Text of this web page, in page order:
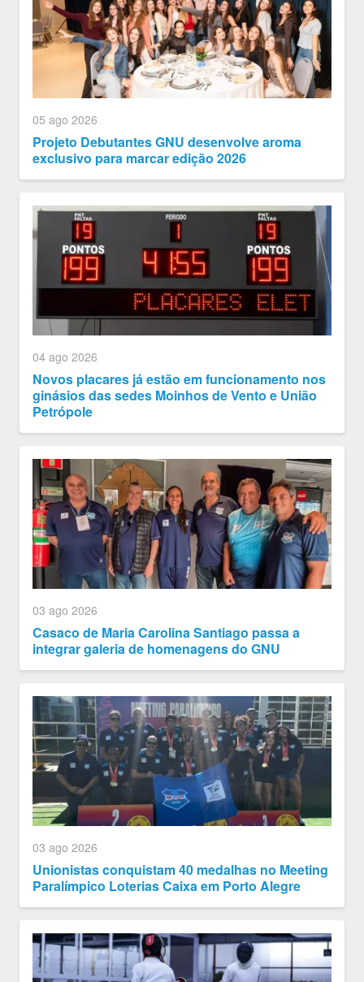
05 ago 2026
Projeto Debutantes GNU desenvolve aroma
exclusivo para marcar edição 2026
04 ago 2026
Novos placares já estão em funcionamento nos
ginásios das sedes Moinhos de Vento e União
Petrópole
03 ago 2026
Casaco de Maria Carolina Santiago passa a
integrar galeria de homenagens do GNU
03 ago 2026
Unionistas conquistam 40 medalhas no Meeting
Paralímpico Loterias Caixa em Porto Alegre